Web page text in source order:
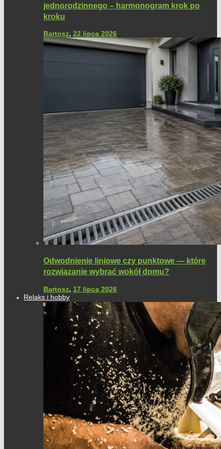
jednorodzinnego – harmonogram krok po
kroku
Bartosz, 22 lipca 2026
Odwodnienie liniowe czy punktowe — które
rozwiązanie wybrać wokół domu?
Bartosz, 17 lipca 2026
Relaks i hobby